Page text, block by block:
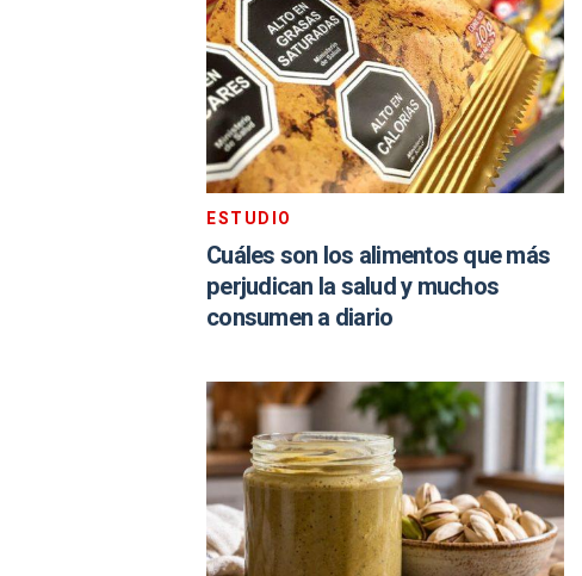
ESTUDIO
Cuáles son los alimentos que más
perjudican la salud y muchos
consumen a diario